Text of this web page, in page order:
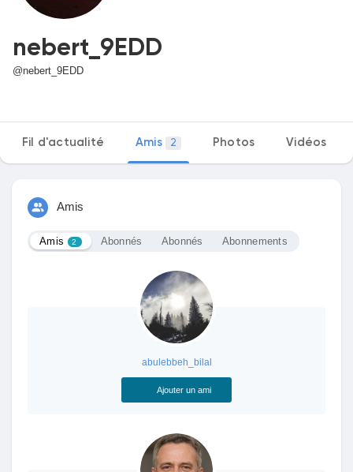
Découvrir Blogs
Mes produits
Découvrir Groupes
nebert_9EDD
@nebert_9EDD
Fil d'actualité Amis 2 Photos Vidéos
Amis
Amis 2 Abonnés Abonnés Abonnements
abulebbeh_bilal
Ajouter un ami